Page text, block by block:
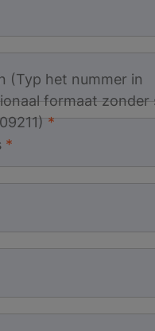
(Typ het nummer in
formaat zonder